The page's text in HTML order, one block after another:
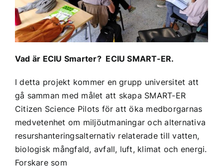
Vad är ECIU Smarter? ECIU SMART-ER.
I detta projekt kommer en grupp universitet att
gå samman med målet att skapa SMART-ER
Citizen Science Pilots för att öka medborgarnas
medvetenhet om miljöutmaningar och alternativa
resurshanteringsalternativ relaterade till vatten,
biologisk mångfald, avfall, luft, klimat och energi.
Forskare som